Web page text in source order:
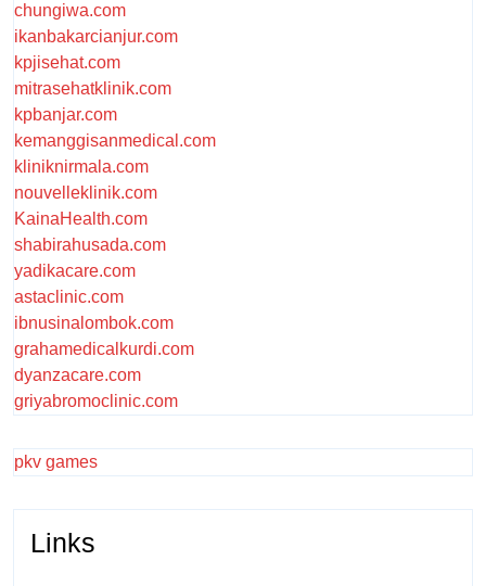
chungiwa.com
ikanbakarcianjur.com
kpjisehat.com
mitrasehatklinik.com
kpbanjar.com
kemanggisanmedical.com
kliniknirmala.com
nouvelleklinik.com
KainaHealth.com
shabirahusada.com
yadikacare.com
astaclinic.com
ibnusinalombok.com
grahamedicalkurdi.com
dyanzacare.com
griyabromoclinic.com
pkv games
Links